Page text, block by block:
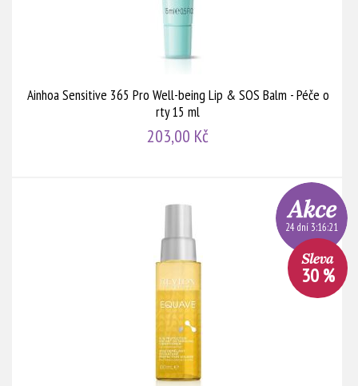
Ainhoa Sensitive 365 Pro Well-being Lip & SOS Balm - Péče o
rty 15 ml
203,00 Kč
24 dní 3:16:20
30 %